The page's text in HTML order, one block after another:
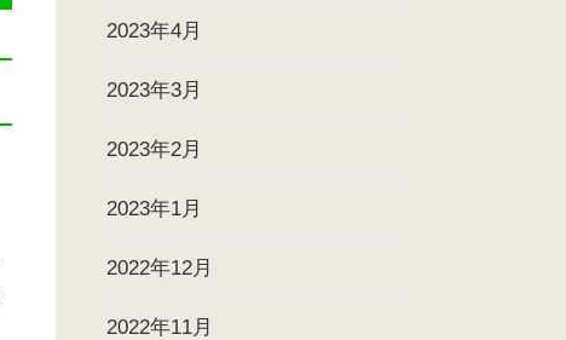
2023年4月
2023年3月
2023年2月
2023年1月
2022年12月
2022年11月